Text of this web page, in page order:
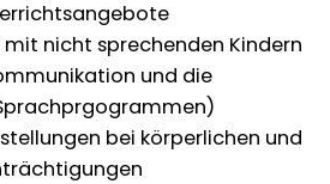
nicht sprechenden Kindern
und die
bei körperlichen und